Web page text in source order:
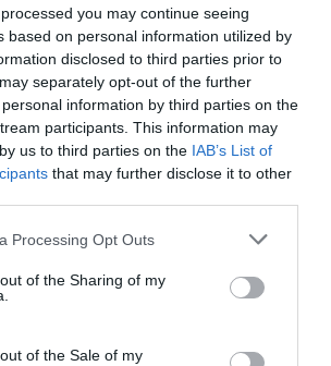
you may continue seeing
based on personal information utilized by
disclosed to third parties prior to
separately opt-out of the further
information by third parties on the
participants. This information may
us to third parties on the IAB’s List of
that may further disclose it to other
Processing Opt Outs
of the Sharing of my
of the Sale of my